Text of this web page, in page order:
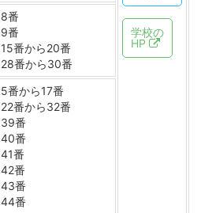
学校の
HP
8番
9番
15番から20番
28番から30番
5番から17番
22番から32番
39番
40番
41番
42番
43番
44番